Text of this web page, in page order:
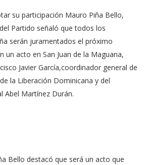
su participación Mauro Piña Bello,
Partido señaló que todos los
serán juramentados el próximo
un acto en San Juan de la Maguana,
Javier García,coordinador general de
la Liberación Dominicana y del
Abel Martínez Durán.
Bello destacó que será un acto que